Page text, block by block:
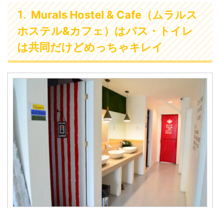
Murals Hostel & Cafe（ムラルス
ホステル&カフェ）はバス・トイレ
は共同だけどめっちゃキレイ